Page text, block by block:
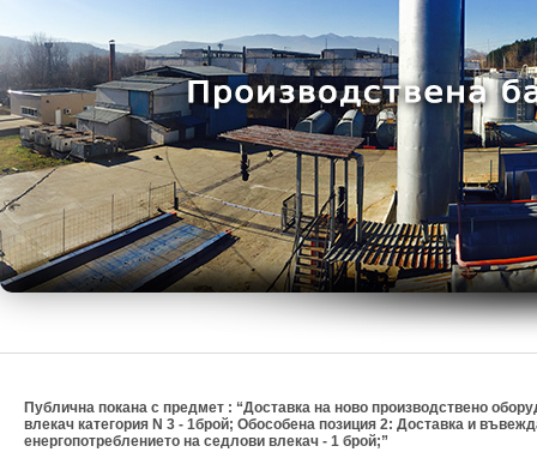
Публична покана с предмет : “Доставка на ново производствено
влекач категория N 3 - 1брой; Обособена позиция 2: Доставка и
енергопотреблението на седлови влекач - 1 брой;”